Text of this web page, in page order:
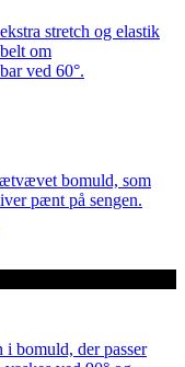
stretch og elastik
om
ved 60°.
bomuld, som
pænt på sengen.
bomuld, der passer